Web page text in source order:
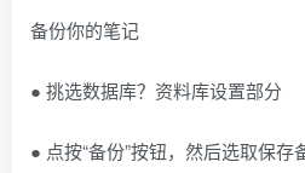
备份你的笔记
● 挑选数据库？资料库设置部分
● 点按“备份”按钮，然后选取保